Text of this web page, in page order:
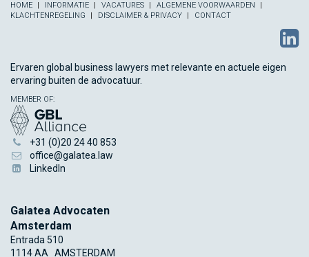
HOME INFORMATIE VACATURES
ALGEMENE VOORWAARDEN
KLACHTENREGELING
DISCLAIMER & PRIVACY CONTACT
Ervaren global business lawyers met relevante en actuele eigen
ervaring buiten de advocatuur.
MEMBER OF:
+31 (0)20 24 40 853
office@galatea.law
LinkedIn
Galatea Advocaten
Amsterdam
Entrada 510
1114 AA
AMSTERDAM